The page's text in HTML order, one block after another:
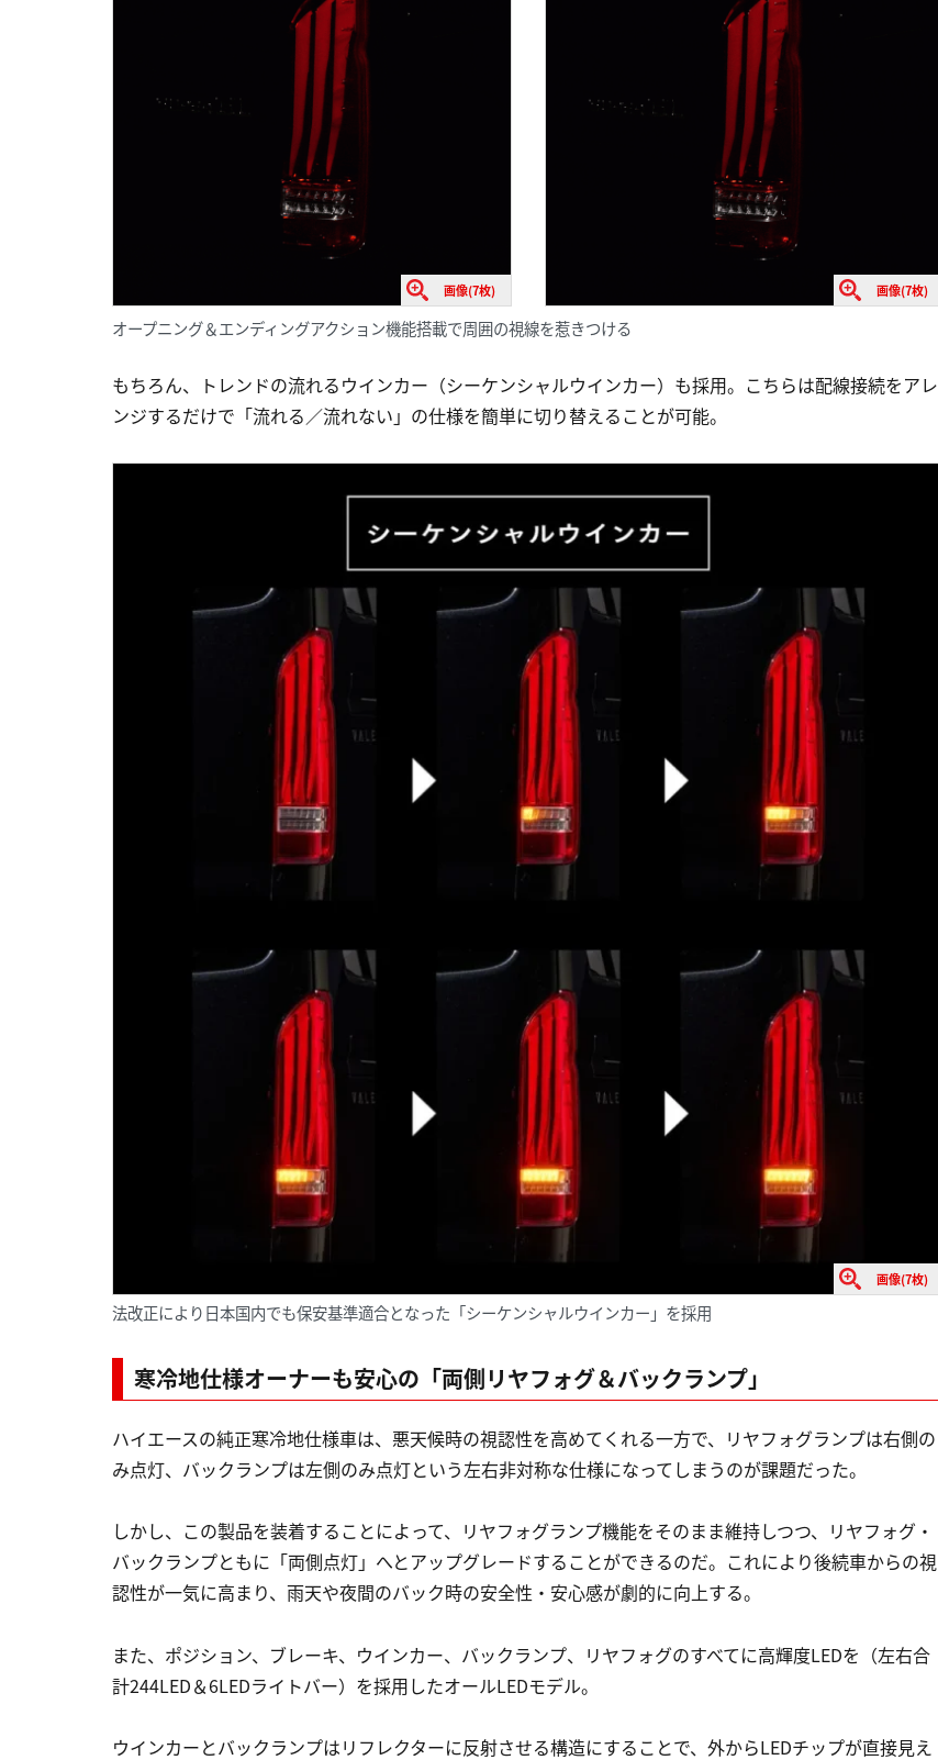
画像(7枚) 画像(7枚)
オープニング＆エンディングアクション機能搭載で周囲の視線を惹きつける
もちろん、トレンドの流れるウインカー（シーケンシャルウインカー）も採用。こちらは配線接続をアレ
ンジするだけで「流れる／流れない」の仕様を簡単に切り替えることが可能。
画像(7枚)
法改正により日本国内でも保安基準適合となった「シーケンシャルウインカー」を採用
寒冷地仕様オーナーも安心の「両側リヤフォグ＆バックランプ」
ハイエースの純正寒冷地仕様車は、悪天候時の視認性を高めてくれる一方で、リヤフォグランプは右側の
み点灯、バックランプは左側のみ点灯という左右非対称な仕様になってしまうのが課題だった。
しかし、この製品を装着することによって、リヤフォグランプ機能をそのまま維持しつつ、リヤフォグ・
バックランプともに「両側点灯」へとアップグレードすることができるのだ。これにより後続車からの視
認性が一気に高まり、雨天や夜間のバック時の安全性・安心感が劇的に向上する。
また、ポジション、ブレーキ、ウインカー、バックランプ、リヤフォグのすべてに高輝度LEDを（左右合
計244LED＆6LEDライトバー）を採用したオールLEDモデル。
ウインカーとバックランプはリフレクターに反射させる構造にすることで、外からLEDチップが直接見え